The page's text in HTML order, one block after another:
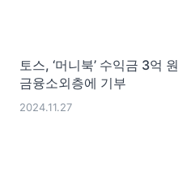
토스, ‘머니북’ 수익금 3억 원
금융소외층에 기부
2024.11.27